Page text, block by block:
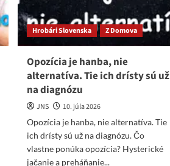
stĺpe
Hrobári Slovenska Z Domova
Opozícia je hanba, nie
alternatíva. Tie ich drísty sú už
na diagnózu
JNS
10. júla 2026
Opozícia je hanba, nie alternatíva. Tie
ich drísty sú už na diagnózu. Čo
vlastne ponúka opozícia? Hysterické
jačanie a preháňanie...